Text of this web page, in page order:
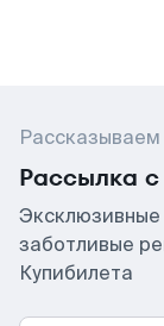
Рассылка
заботливые
Купибилета